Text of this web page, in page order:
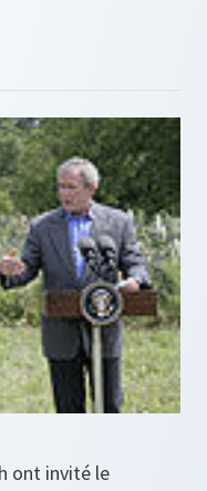
ont invité le